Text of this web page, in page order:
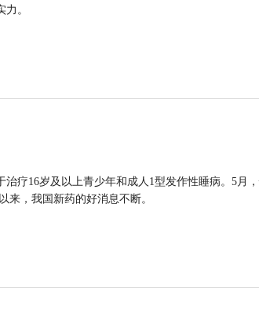
。
疗16岁及以上青少年和成人1型发作性睡病。5月
，我国新药的好消息不断。